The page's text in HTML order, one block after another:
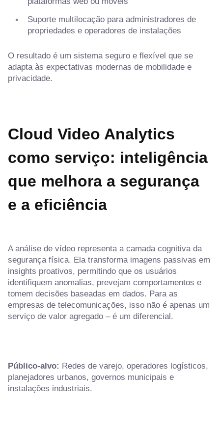
Suporte multilocação para administradores de
propriedades e operadores de instalações
O resultado é um sistema seguro e flexível que se
adapta às expectativas modernas de mobilidade e
privacidade.
Cloud Video Analytics
como serviço: inteligência
que melhora a segurança
e a eficiência
A análise de vídeo representa a camada cognitiva da
segurança física. Ela transforma imagens passivas em
insights proativos, permitindo que os usuários
identifiquem anomalias, prevejam comportamentos e
tomem decisões baseadas em dados. Para as
empresas de telecomunicações, isso não é apenas um
serviço de valor agregado – é um diferencial.
Público-alvo: Redes de varejo, operadores logísticos,
planejadores urbanos, governos municipais e
instalações industriais.